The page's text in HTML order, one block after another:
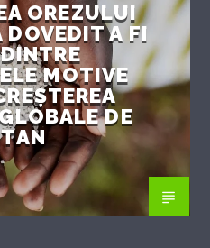
OREZULUI
DOVEDIT A FI
MOTIVE
DE